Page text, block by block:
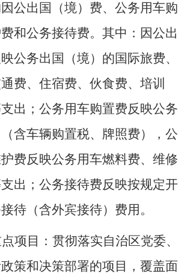
公出国（境）费、公务用车购
和公务接待费。其中：因公出
公务出国（境）的国际旅费、
费、住宿费、伙食费、培训
出；公务用车购置费反映公务
含车辆购置税、牌照费），公
费反映公务用车燃料费、维修
出；公务接待费反映按规定开
待（含外宾接待）费用。
项目：贯彻落实自治区党委、
策和决策部署的项目，覆盖面